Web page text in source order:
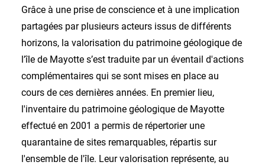
Grâce à une prise de conscience et à une implication
partagées par plusieurs acteurs issus de différents
horizons, la valorisation du patrimoine géologique de
l’île de Mayotte s’est traduite par un éventail d'actions
complémentaires qui se sont mises en place au
cours de ces dernières années. En premier lieu,
l'inventaire du patrimoine géologique de Mayotte
effectué en 2001 a permis de répertorier une
quarantaine de sites remarquables, répartis sur
l'ensemble de l'île. Leur valorisation représente, au